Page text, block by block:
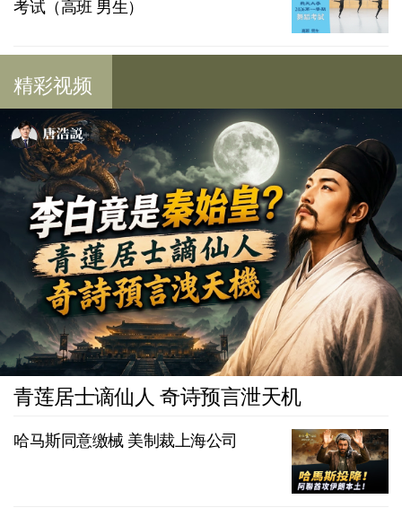
考试（高班 男生）
精彩视频
青莲居士谪仙人 奇诗预言泄天机
哈马斯同意缴械 美制裁上海公司